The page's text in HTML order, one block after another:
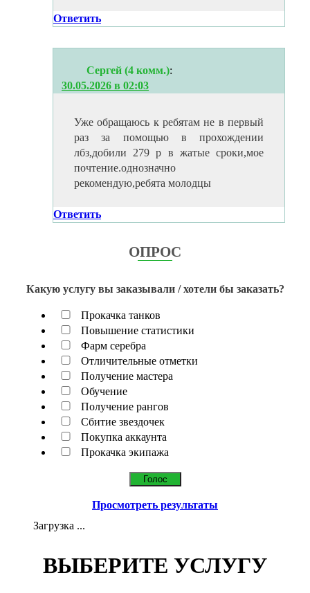
Ответить
Сергей (4 комм.):
30.05.2026 в 02:03
Уже обращаюсь к ребятам не в первый
раз за помощью в прохождении
лбз,добили 279 р в жатые сроки,мое
почтение.однозначно
рекомендую,ребята молодцы
Ответить
ОПРОС
Какую услугу вы заказывали / хотели бы заказать?
Прокачка танков
Повышение статистики
Фарм серебра
Отличительные отметки
Получение мастера
Обучение
Получение рангов
Сбитие звездочек
Покупка аккаунта
Прокачка экипажа
Просмотреть результаты
Загрузка ...
ВЫБЕРИТЕ УСЛУГУ